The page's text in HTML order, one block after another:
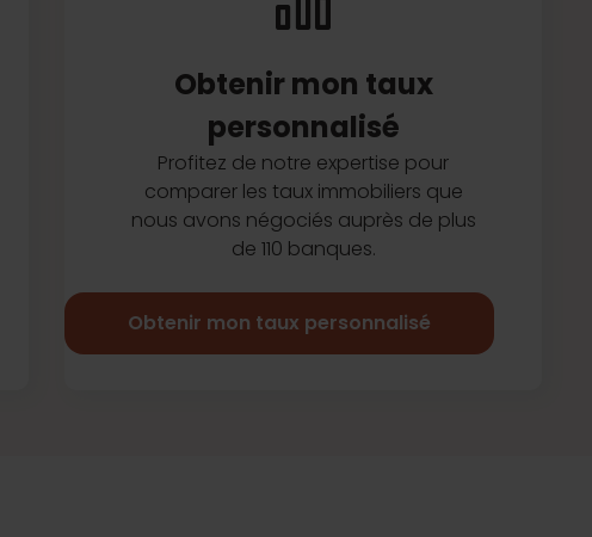
Obtenir mon taux
personnalisé
Profitez de notre expertise pour
comparer les taux immobiliers que
nous avons négociés auprès de plus
de 110 banques.
Obtenir mon taux personnalisé